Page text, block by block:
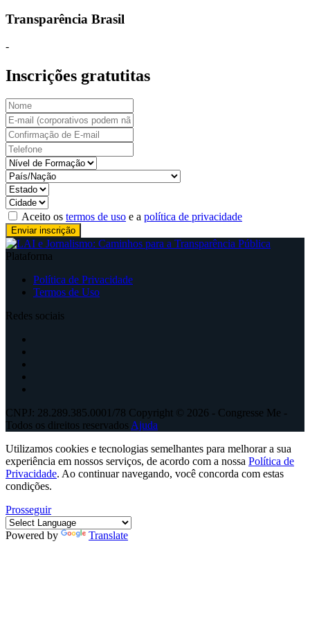
Transparência Brasil
-
Inscrições gratutitas
Aceito os termos de uso e a política de privacidade
Plataforma
Política de Privacidade
Termos de Uso
Redes sociais
CNPJ: 28.289.385.0001/78 Copyright © 2026 - Congresse Me -
Todos os direitos reservados Ajuda
Utilizamos cookies e tecnologias semelhantes para melhorar a sua
experiência em nossos serviços, de acordo com a nossa Política de
Privacidade. Ao continuar navegando, você concorda com estas
condições.
Prosseguir
Powered by Translate